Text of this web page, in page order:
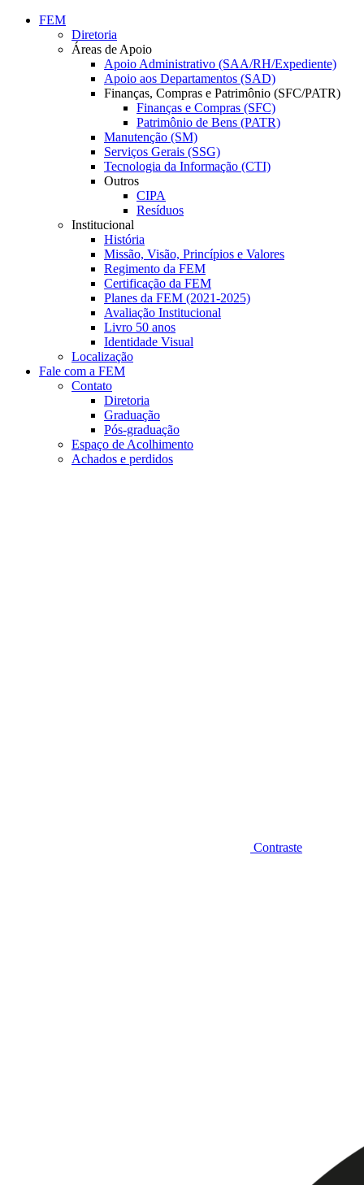
Conteúdo principal
FEM
Diretoria
Áreas de Apoio
Apoio Administrativo (SAA/RH/Expediente)
Apoio aos Departamentos (SAD)
Finanças, Compras e Patrimônio (SFC/PATR)
Finanças e Compras (SFC)
Patrimônio de Bens (PATR)
Manutenção (SM)
Serviços Gerais (SSG)
Tecnologia da Informação (CTI)
Outros
CIPA
Resíduos
Institucional
História
Missão, Visão, Princípios e Valores
Regimento da FEM
Certificação da FEM
Planes da FEM (2021-2025)
Avaliação Institucional
Livro 50 anos
Identidade Visual
Localização
Fale com a FEM
Contato
Diretoria
Graduação
Pós-graduação
Espaço de Acolhimento
Achados e perdidos
Contraste